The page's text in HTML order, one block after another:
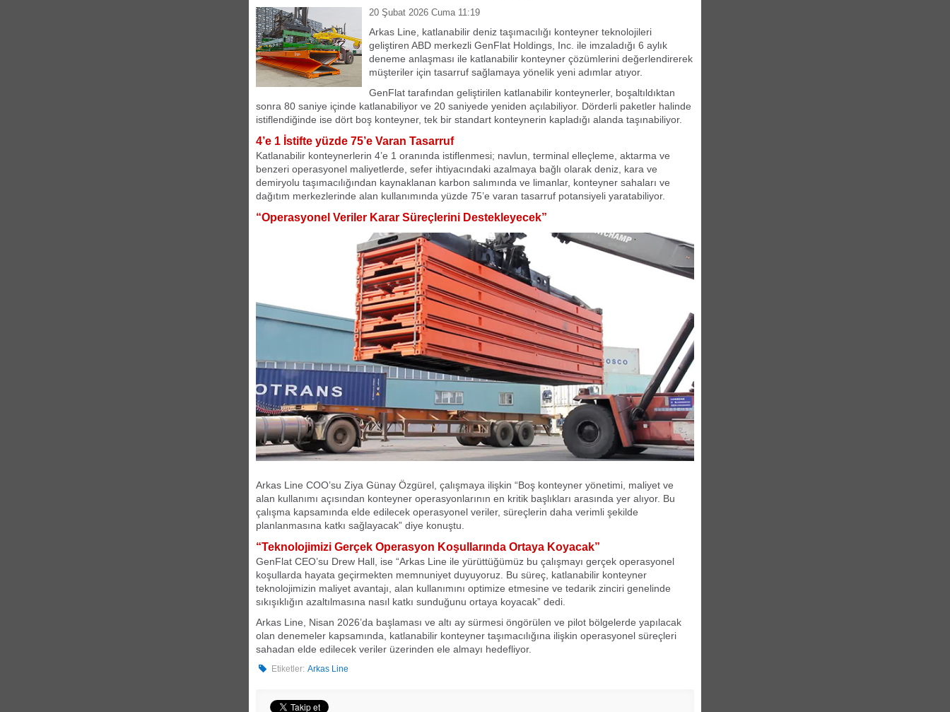
20 Şubat 2026 Cuma 11:19
Arkas Line, katlanabilir deniz taşımacılığı konteyner teknolojileri
geliştiren ABD merkezli GenFlat Holdings, Inc. ile imzaladığı 6 aylık
deneme anlaşması ile katlanabilir konteyner çözümlerini değerlendirerek
müşteriler için tasarruf sağlamaya yönelik yeni adımlar atıyor.
GenFlat tarafından geliştirilen katlanabilir konteynerler, boşaltıldıktan
sonra 80 saniye içinde katlanabiliyor ve 20 saniyede yeniden açılabiliyor. Dörderli paketler halinde
istiflendiğinde ise dört boş konteyner, tek bir standart konteynerin kapladığı alanda taşınabiliyor.
4’e 1 İstifte yüzde 75’e Varan Tasarruf
Katlanabilir konteynerlerin 4’e 1 oranında istiflenmesi; navlun, terminal elleçleme, aktarma ve
benzeri operasyonel maliyetlerde, sefer ihtiyacındaki azalmaya bağlı olarak deniz, kara ve
demiryolu taşımacılığından kaynaklanan karbon salımında ve limanlar, konteyner sahaları ve
dağıtım merkezlerinde alan kullanımında yüzde 75’e varan tasarruf potansiyeli yaratabiliyor.
“Operasyonel Veriler Karar Süreçlerini Destekleyecek”
Arkas Line COO’su Ziya Günay Özgürel, çalışmaya ilişkin “Boş konteyner yönetimi, maliyet ve
alan kullanımı açısından konteyner operasyonlarının en kritik başlıkları arasında yer alıyor. Bu
çalışma kapsamında elde edilecek operasyonel veriler, süreçlerin daha verimli şekilde
planlanmasına katkı sağlayacak” diye konuştu.
“Teknolojimizi Gerçek Operasyon Koşullarında Ortaya Koyacak”
GenFlat CEO’su Drew Hall, ise “Arkas Line ile yürüttüğümüz bu çalışmayı gerçek operasyonel
koşullarda hayata geçirmekten memnuniyet duyuyoruz. Bu süreç, katlanabilir konteyner
teknolojimizin maliyet avantajı, alan kullanımını optimize etmesine ve tedarik zinciri genelinde
sıkışıklığın azaltılmasına nasıl katkı sunduğunu ortaya koyacak” dedi.
Arkas Line, Nisan 2026’da başlaması ve altı ay sürmesi öngörülen ve pilot bölgelerde yapılacak
olan denemeler kapsamında, katlanabilir konteyner taşımacılığına ilişkin operasyonel süreçleri
sahadan elde edilecek veriler üzerinden ele almayı hedefliyor.
Etiketler: Arkas Line